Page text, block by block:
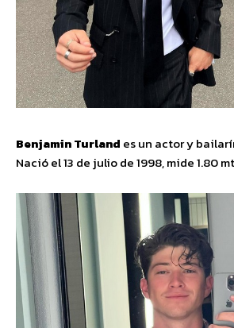
Benjamin Turland es un actor y
Nació el 13 de julio de 1998, mide 1.80